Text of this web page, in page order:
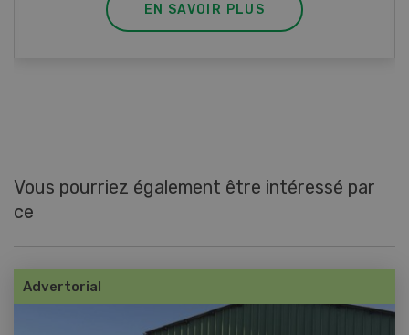
EN SAVOIR PLUS
Vous pourriez également être intéressé par
ce
Advertorial